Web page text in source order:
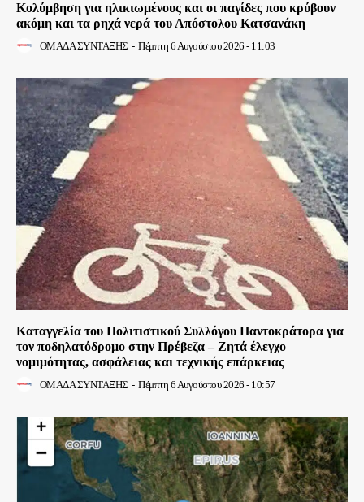
Κολύμβηση για ηλικιωμένους και οι παγίδες που κρύβουν
ακόμη και τα ρηχά νερά του Απόστολου Κατσανάκη
ΟΜΑΔΑ ΣΥΝΤΑΞΗΣ - Πέμπτη 6 Αυγούστου 2026 - 11:03
Καταγγελία του Πολιτιστικού Συλλόγου Παντοκράτορα για
τον ποδηλατόδρομο στην Πρέβεζα – Ζητά έλεγχο
νομιμότητας, ασφάλειας και τεχνικής επάρκειας
ΟΜΑΔΑ ΣΥΝΤΑΞΗΣ - Πέμπτη 6 Αυγούστου 2026 - 10:57